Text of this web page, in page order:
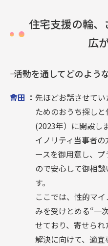
住宅支援の輪
広
―― 活動を通してどのよ
會田 ： 先ほどお話させて
ためのおうち探し
(2023年）に開設し
イノリティ当事者
ースを御用意し、
ので安心して御相
す。
ここでは、性的マ
みを受けとめる“一
せており、寄せら
解決に向けて、適